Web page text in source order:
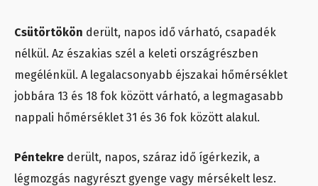
Csütörtökön derült, napos idő várható, csapadék
nélkül. Az északias szél a keleti országrészben
megélénkül. A legalacsonyabb éjszakai hőmérséklet
jobbára 13 és 18 fok között várható, a legmagasabb
nappali hőmérséklet 31 és 36 fok között alakul.
Péntekre derült, napos, száraz idő ígérkezik, a
légmozgás nagyrészt gyenge vagy mérsékelt lesz.